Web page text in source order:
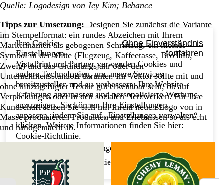
Quelle: Logodesign von Jey Kim; Behance
Tipps zur Umsetzung: Designen Sie zunächst die Variante
im Stempelformat: ein rundes Abzeichen mit Ihrem
Markennamen als gebogenen Schriftzug, ein kleines
Symbol in der Mitte (Flugzeug, Kaffeetasse, Brotlaib,
Zweig) und das Gründungsjahr oder den
Unternehmensstandort darunter. Ihr Vektor sollte mit und
ohne hinzugefügter Textur gut erkennbar sein, ob auf
Verpackungen oder in den sozialen Netzwerken. Für Ihre
Kundschaft setzen Sie sich mit Ihrem neuen Logo von in
Masse produzierten Produkten und Erlebnissen so als echt
und handgemacht ab.
Ihre Cookie-
Einstellungen
Ohne Einverständnis
fortfahren
VistaPrint und Partner verwenden Cookies und
andere Technologien, um unsere Services
bereitzustellen und zu verbessern, Ihre Website-
Erfahrung anzupassen und personalisierte Werbung
anzuzeigen. Sie können Ihre Einstellungen
anpassen, indem Sie auf „Einstellungen verwalten“
klicken. Weitere Informationen finden Sie hier:
Cookie-Richtlinie.
Einstellungen verwalten
Alle Cookies akzeptieren